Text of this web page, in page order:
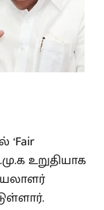
‘Fair
உறுதியாக